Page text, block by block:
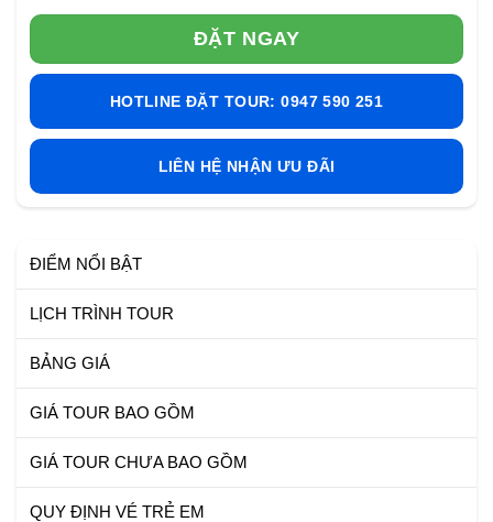
ĐẶT NGAY
HOTLINE ĐẶT TOUR: 0947 590 251
LIÊN HỆ NHẬN ƯU ĐÃI
ĐIỂM NỔI BẬT
LỊCH TRÌNH TOUR
BẢNG GIÁ
GIÁ TOUR BAO GỒM
GIÁ TOUR CHƯA BAO GỒM
QUY ĐỊNH VÉ TRẺ EM